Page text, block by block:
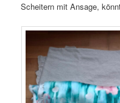
Scheitern mit Ansage,